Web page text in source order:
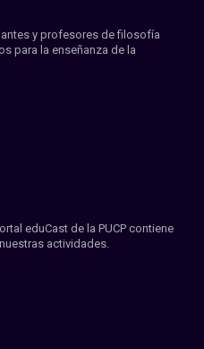
y profesores de filosofía
para la enseñanza de la
eduCast de la PUCP contiene
actividades.